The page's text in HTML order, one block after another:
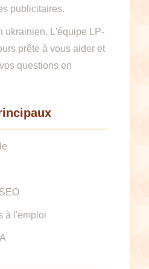
publicitaires.
ukrainien. L'équipe LP-
prête à vous aider et
questions en
à l'emploi